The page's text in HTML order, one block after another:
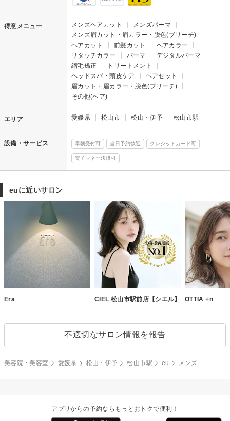
得意メニュー メンズヘアカット
メンズパーマ
メンズ眉カット・眉カラー・脱色(ブリーチ)
ヘアカット
前髪カット
ヘアカラー
リタッチカラー
パーマ
デジタルパーマ
縮毛矯正
トリートメント
ヘッドスパ・頭皮ケア
ヘアセット
眉カット・眉カラー・脱色(ブリーチ)
その他(ヘア)
エリア 愛媛県 松山市 松山・伊予 松山市駅
設備・サービス 早朝受付可 当日予約歓迎 クレジットカード可
電子マネー決済可
euに近いサロン
Era CIEL 松山市駅前店【シエル】 OTTIA +n
不適切なサロン情報を報告
美容院・美容室 愛媛県 松山・伊予 松山市駅 eu メンズ
アプリからの予約ならもっとおトクで便利！